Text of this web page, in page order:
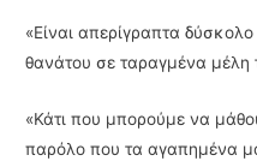
«Είναι απερίγραπτα
θανάτου σε ταραγμένα μέλη
«Κάτι που μπορούμε να
παρόλο που τα αγαπημένα